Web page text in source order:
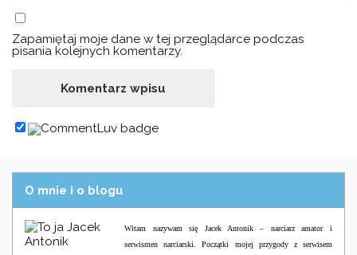
Zapamiętaj moje dane w tej przeglądarce podczas
pisania kolejnych komentarzy.
O mnie i o blogu
Witam nazywam się Jacek Antonik – narciarz amator i
serwismen narciarski. Początki mojej przygody z serwisem